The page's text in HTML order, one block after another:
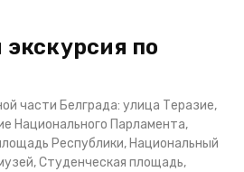
по
части Белграда: улица Теразие,
Национального Парламента,
Республики, Национальный
Студенческая площадь,